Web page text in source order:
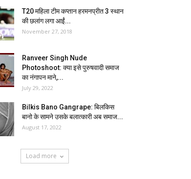
T20 महिला टीम कप्तान हरमनप्रीत 3 स्थान
की छलांग लगा आईं...
November 27, 2018
Ranveer Singh Nude
Photoshoot: क्या इसे पुरुषवादी समाज
का नंगापन माने,...
July 29, 2022
Bilkis Bano Gangrape: बिलकिस
बानो के सामने उसके बलात्कारी अब समाज...
August 17, 2022
Load more